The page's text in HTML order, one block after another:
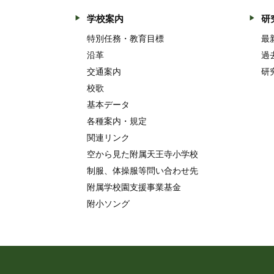
学校案内
特別任務・教育目標
沿革
交通案内
校歌
基本データ
各種案内・規定
関連リンク
空から見た附属天王寺小学校
制服、体操服等問い合わせ先
附属学校園支援事業基金
附小ソング
研
最
過
研